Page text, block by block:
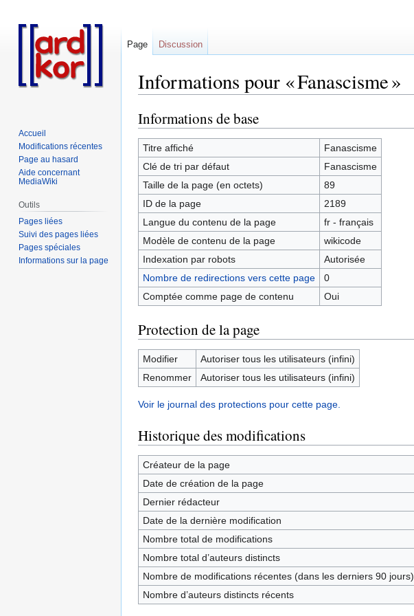
Informations pour « Fanascisme »
Aller
à
la
navigation
Aller
à
la
recherche
Informations de base
Titre affiché
Fanascisme
Clé de tri par défaut
Fanascisme
Taille de la page (en octets)
89
ID de la page
2189
Langue du contenu de la page
fr - français
Modèle de contenu de la page
wikicode
Indexation par robots
Autorisée
Nombre de redirections vers cette page
0
Comptée comme page de contenu
Oui
Protection de la page
Modifier
Autoriser tous les utilisateurs (infini)
Renommer
Autoriser tous les utilisateurs (infini)
Voir le journal des protections pour cette page.
Historique des modifications
Créateur de la page
Date de création de la page
Dernier rédacteur
Date de la dernière modification
Nombre total de modifications
Nombre total d’auteurs distincts
Nombre de modifications récentes (dans les derniers 90 jours)
Nombre d’auteurs distincts récents
Page Discussion
Accueil
Modifications récentes
Page au hasard
Aide concernant
MediaWiki
Outils
Pages liées
Suivi des pages liées
Pages spéciales
Informations sur la page